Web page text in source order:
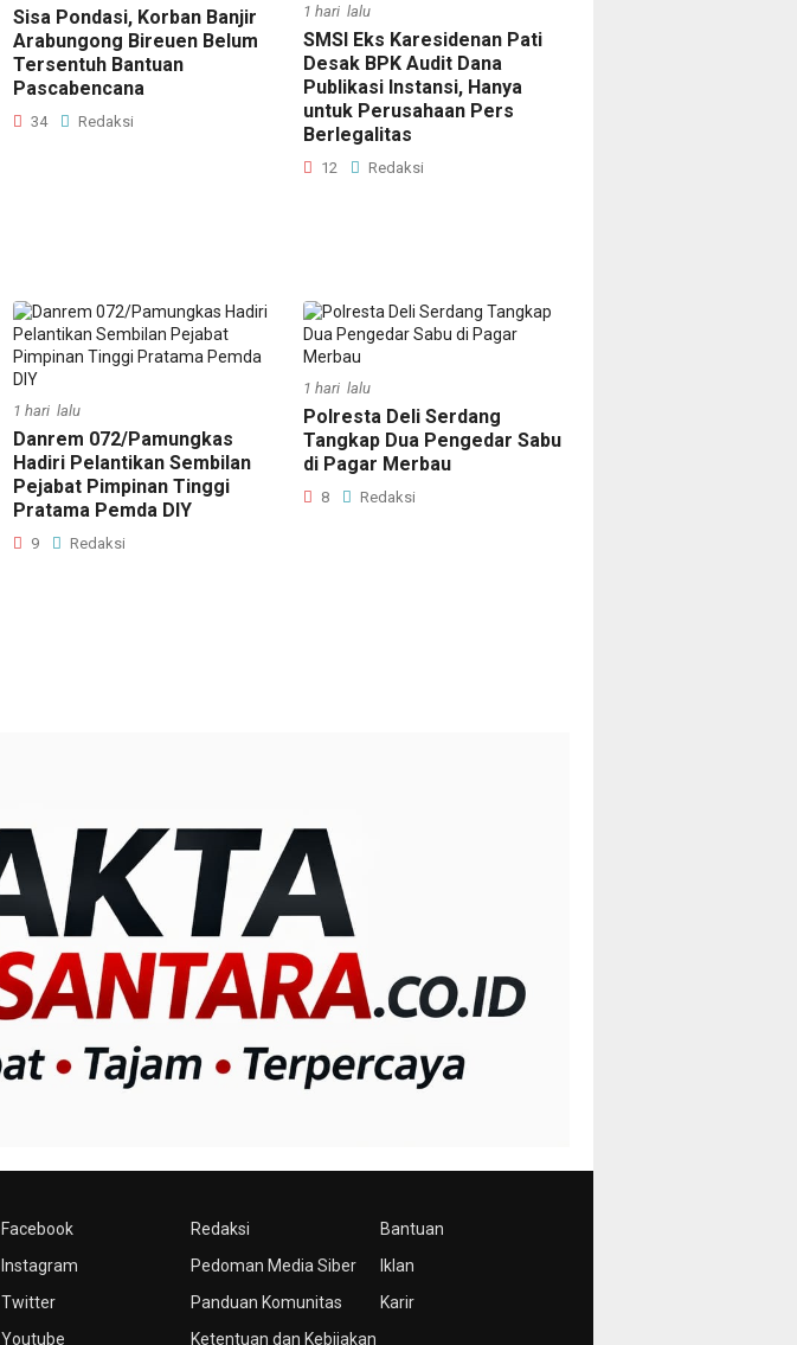
Sisa Pondasi, Korban Banjir
Arabungong Bireuen Belum
Tersentuh Bantuan
Pascabencana
34 Redaksi
1 hari lalu
SMSI Eks Karesidenan Pati
Desak BPK Audit Dana
Publikasi Instansi, Hanya
untuk Perusahaan Pers
Berlegalitas
12 Redaksi
1 hari lalu
Danrem 072/Pamungkas
Hadiri Pelantikan Sembilan
Pejabat Pimpinan Tinggi
Pratama Pemda DIY
9 Redaksi
1 hari lalu
Polresta Deli Serdang
Tangkap Dua Pengedar Sabu
di Pagar Merbau
8 Redaksi
Facebook
Instagram
Twitter
Youtube
Redaksi
Pedoman Media Siber
Panduan Komunitas
Ketentuan dan Kebijakan
Bantuan
Iklan
Karir